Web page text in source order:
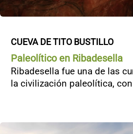
CUEVA DE TITO BUSTILLO
Paleolítico en Ribadesella
Ribadesella fue una de las
la civilización paleolítica,